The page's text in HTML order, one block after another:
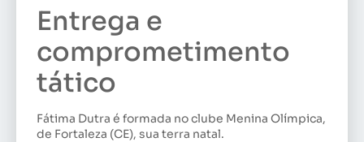
Entrega e
comprometimento
tático
Fátima Dutra é formada no clube Menina Olímpica,
de Fortaleza (CE), sua terra natal.